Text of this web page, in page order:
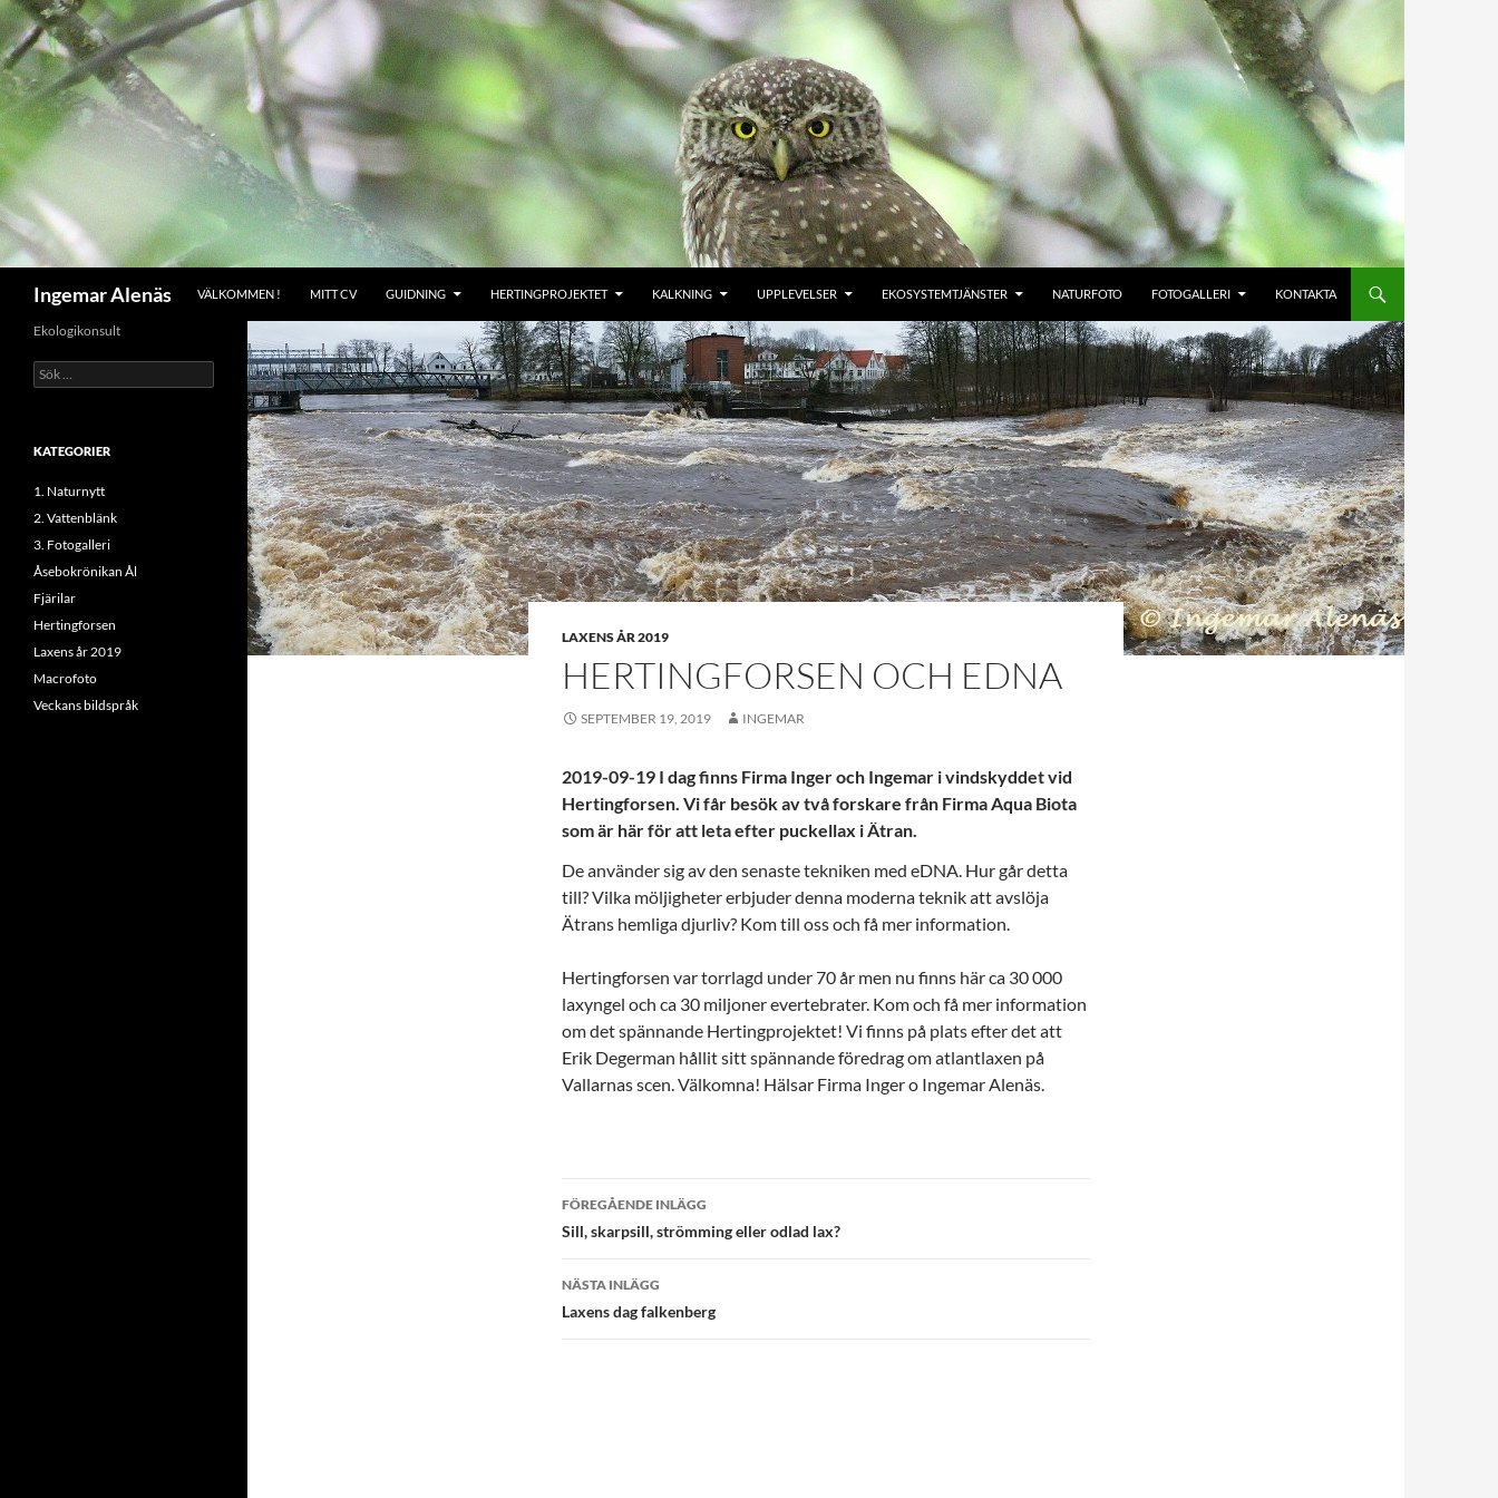
Hoppa
till
innehåll
Ingemar Alenäs VÄLKOMMEN ! MITT CV GUIDNING HERTINGPROJEKTET KALKNING UPPLEVELSER EKOSYSTEMTJÄNSTER NATURFOTO FOTOGALLERI KONTAKTA
LAXENS ÅR 2019
HERTINGFORSEN OCH EDNA
SEPTEMBER 19, 2019 INGEMAR
2019-09-19 I dag finns Firma Inger och Ingemar i vindskyddet vid
Hertingforsen. Vi får besök av två forskare från Firma Aqua Biota
som är här för att leta efter puckellax i Ätran.
De använder sig av den senaste tekniken med eDNA. Hur går detta
till? Vilka möljigheter erbjuder denna moderna teknik att avslöja
Ätrans hemliga djurliv? Kom till oss och få mer information.
Hertingforsen var torrlagd under 70 år men nu finns här ca 30 000
laxyngel och ca 30 miljoner evertebrater. Kom och få mer information
om det spännande Hertingprojektet! Vi finns på plats efter det att
Erik Degerman hållit sitt spännande föredrag om atlantlaxen på
Vallarnas scen. Välkomna! Hälsar Firma Inger o Ingemar Alenäs.
Inläggsnavigering
FÖREGÅENDE INLÄGG
Sill, skarpsill, strömming eller odlad lax?
NÄSTA INLÄGG
Laxens dag falkenberg
Ekologikonsult
Sök
efter:
KATEGORIER
1. Naturnytt
2. Vattenblänk
3. Fotogalleri
Åsebokrönikan Ål
Fjärilar
Hertingforsen
Laxens år 2019
Macrofoto
Veckans bildspråk